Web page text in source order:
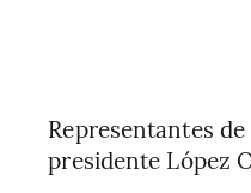
Representantes
presidente López